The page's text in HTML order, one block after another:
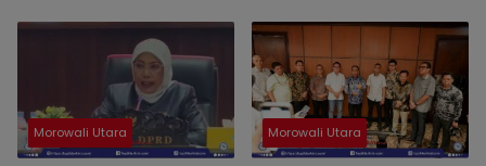
Memahami Kritik
Morowali Utara Morowali Utara